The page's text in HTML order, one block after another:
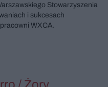
Stowarzyszenia
i sukcesach
WXCA.
/ Żory